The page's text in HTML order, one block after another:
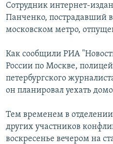
поиску
СЕВЕР.РЕАЛИИ
СИБИРЬ.РЕАЛИИ
ПОДПИШИТЕСЬ НА
Сотрудник интернет-
Панченко, пострадавший в
московском метро,
Как сообщили РИА
России по Москве,
петербургского
он планировал уехать
Тем временем в
других участников
воскресенье вечером на